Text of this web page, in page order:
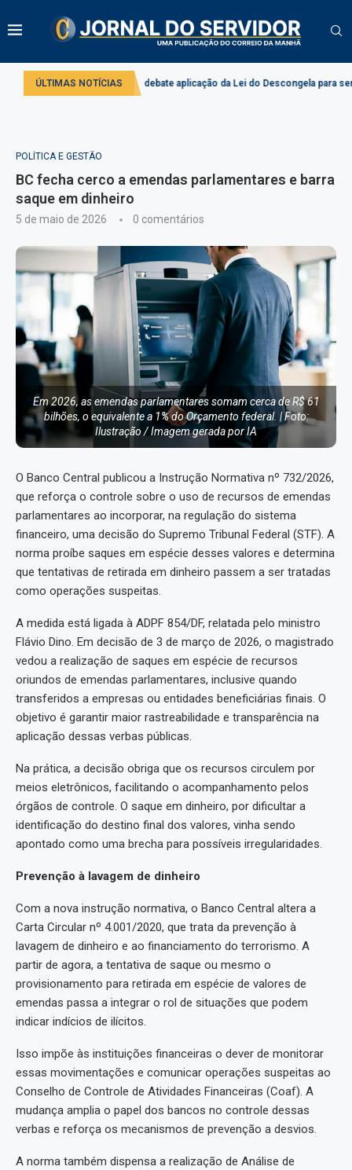
ÚLTIMAS NOTÍCIAS
Comissão debate aplicação da Lei do Descongela para servidores
POLÍTICA E GESTÃO
BC fecha cerco a emendas parlamentares e barra
saque em dinheiro
5 de maio de 2026 0 comentários
Em 2026, as emendas parlamentares somam cerca de R$ 61
bilhões, o equivalente a 1% do Orçamento federal. | Foto:
Ilustração / Imagem gerada por IA
O Banco Central publicou a Instrução Normativa nº 732/2026,
que reforça o controle sobre o uso de recursos de emendas
parlamentares ao incorporar, na regulação do sistema
financeiro, uma decisão do Supremo Tribunal Federal (STF). A
norma proíbe saques em espécie desses valores e determina
que tentativas de retirada em dinheiro passem a ser tratadas
como operações suspeitas.
A medida está ligada à ADPF 854/DF, relatada pelo ministro
Flávio Dino. Em decisão de 3 de março de 2026, o magistrado
vedou a realização de saques em espécie de recursos
oriundos de emendas parlamentares, inclusive quando
transferidos a empresas ou entidades beneficiárias finais. O
objetivo é garantir maior rastreabilidade e transparência na
aplicação dessas verbas públicas.
Na prática, a decisão obriga que os recursos circulem por
meios eletrônicos, facilitando o acompanhamento pelos
órgãos de controle. O saque em dinheiro, por dificultar a
identificação do destino final dos valores, vinha sendo
apontado como uma brecha para possíveis irregularidades.
Prevenção à lavagem de dinheiro
Com a nova instrução normativa, o Banco Central altera a
Carta Circular nº 4.001/2020, que trata da prevenção à
lavagem de dinheiro e ao financiamento do terrorismo. A
partir de agora, a tentativa de saque ou mesmo o
provisionamento para retirada em espécie de valores de
emendas passa a integrar o rol de situações que podem
indicar indícios de ilícitos.
Isso impõe às instituições financeiras o dever de monitorar
essas movimentações e comunicar operações suspeitas ao
Conselho de Controle de Atividades Financeiras (Coaf). A
mudança amplia o papel dos bancos no controle dessas
verbas e reforça os mecanismos de prevenção a desvios.
A norma também dispensa a realização de Análise de